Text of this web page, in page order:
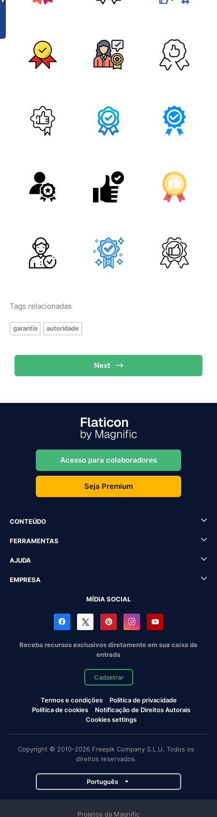
Tags relacionadas
garantia autoridade
Next
Acesso para colaboradores
Seja Premium
CONTEÚDO
FERRAMENTAS
AJUDA
EMPRESA
MÍDIA SOCIAL
Receba recursos exclusivos diretamente em sua caixa de
entrada
Cadastrar
Termos e condições
Política de privacidade
Política de cookies
Notificação de Direitos Autorais
Cookies settings
Copyright © 2010-2026 Freepik Company S.L.U. Todos os
direitos reservados.
Português
Projetos da Magnific